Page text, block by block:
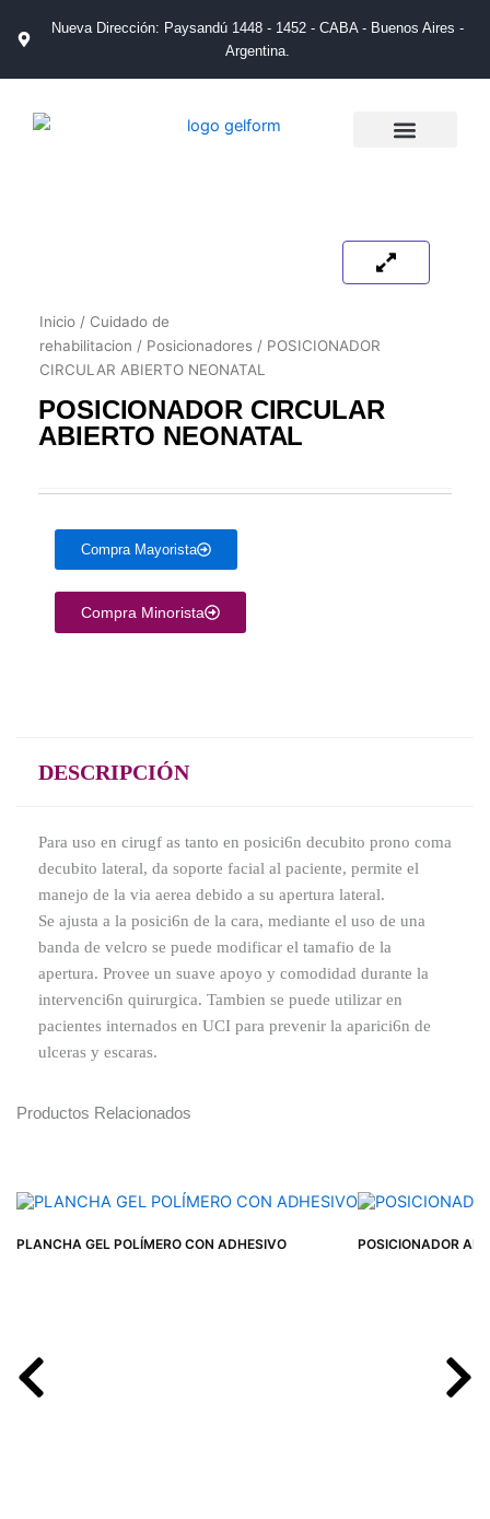
Nueva Dirección: Paysandú 1448 - 1452 - CABA - Buenos Aires -
Argentina.
Inicio / Cuidado de
rehabilitacion / Posicionadores / POSICIONADOR
CIRCULAR ABIERTO NEONATAL
POSICIONADOR CIRCULAR
ABIERTO NEONATAL
Compra Mayorista
Compra Minorista
DESCRIPCIÓN
Para uso en cirugf as tanto en posici6n decubito prono coma
decubito lateral, da soporte facial al paciente, permite el
manejo de la via aerea debido a su apertura lateral.
Se ajusta a la posici6n de la cara, mediante el uso de una
banda de velcro se puede modificar el tamafio de la
apertura. Provee un suave apoyo y comodidad durante la
intervenci6n quirurgica. Tambien se puede utilizar en
pacientes internados en UCI para prevenir la aparici6n de
ulceras y escaras.
Productos Relacionados
PLANCHA GEL POLÍMERO CON ADHESIVO POSICIONADOR